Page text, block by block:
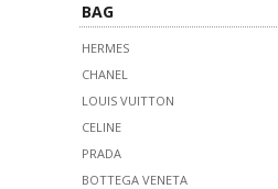
BAG
HERMES
CHANEL
LOUIS VUITTON
CELINE
PRADA
BOTTEGA VENETA